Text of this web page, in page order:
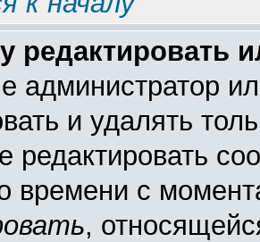
редактировать
администратор
и удалять
редактировать
времени с
,